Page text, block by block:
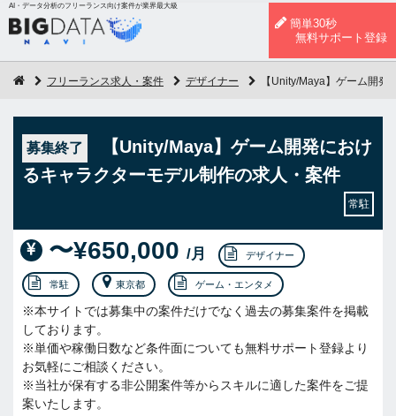
AI・データ分析のフリーランス向け案件が業界最大級
簡単30秒
無料サポート登録
フリーランス求人・案件 デザイナー 【Unity/Maya】ゲーム開
募集終了
【Unity/Maya】ゲーム開発におけ
るキャラクターモデル制作の求人・案件
常駐
〜¥650,000 /月 デザイナー
常駐 東京都 ゲーム・エンタメ
※本サイトでは募集中の案件だけでなく過去の募集案件を掲載
しております。
※単価や稼働日数など条件面についても無料サポート登録より
お気軽にご相談ください。
※当社が保有する非公開案件等からスキルに適した案件をご提
案いたします。